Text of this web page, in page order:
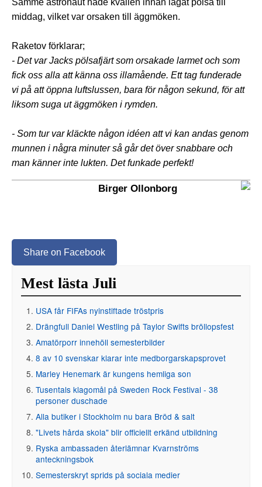
Samme astronaut hade kvällen innan lagat pölsa till
middag, vilket var orsaken till äggmöken.
Raketov förklarar;
- Det var Jacks pölsafjärt som orsakade larmet och som
fick oss alla att känna oss illamående. Ett tag funderade
vi på att öppna luftslussen, bara för någon sekund, för att
liksom suga ut äggmöken i rymden.
- Som tur var kläckte någon idéen att vi kan andas genom
munnen i några minuter så går det över snabbare och
man känner inte lukten. Det funkade perfekt!
Birger Ollonborg
Share on Facebook
Mest lästa Juli
USA får FIFAs nyinstiftade tröstpris
Drängfull Daniel Westling på Taylor Swifts bröllopsfest
Amatörporr innehöll semesterbilder
8 av 10 svenskar klarar inte medborgarskapsprovet
Marley Henemark är kungens hemliga son
Tusentals klagomål på Sweden Rock Festival - 38
personer duschade
Alla butiker i Stockholm nu bara Bröd & salt
"Livets hårda skola" blir officiellt erkänd utbildning
Ryska ambassaden återlämnar Kvarnströms
anteckningsbok
Semesterskryt sprids på sociala medier